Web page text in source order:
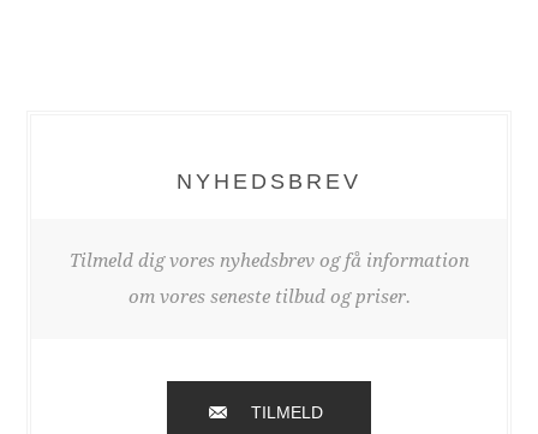
NYHEDSBREV
Tilmeld dig vores nyhedsbrev og få information
om vores seneste tilbud og priser.
TILMELD